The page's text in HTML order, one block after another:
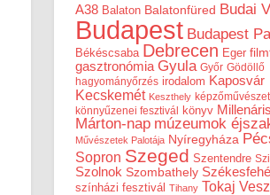
A38 Balaton Balatonfüred Budai
Budapest Budapest
Békéscsaba Debrecen Eger
gasztronómia Gyula Győr Gödöllő
hagyományőrzés irodalom Kaposvár
Kecskemét Keszthely
könnyűzenei fesztivál
könyv Millenáris
Márton-nap múzeumok
Művészetek Palotája Nyíregyháza
Sopron Szeged Szentendre
Szolnok Szombathely
színházi fesztivál Tihany Tokaj